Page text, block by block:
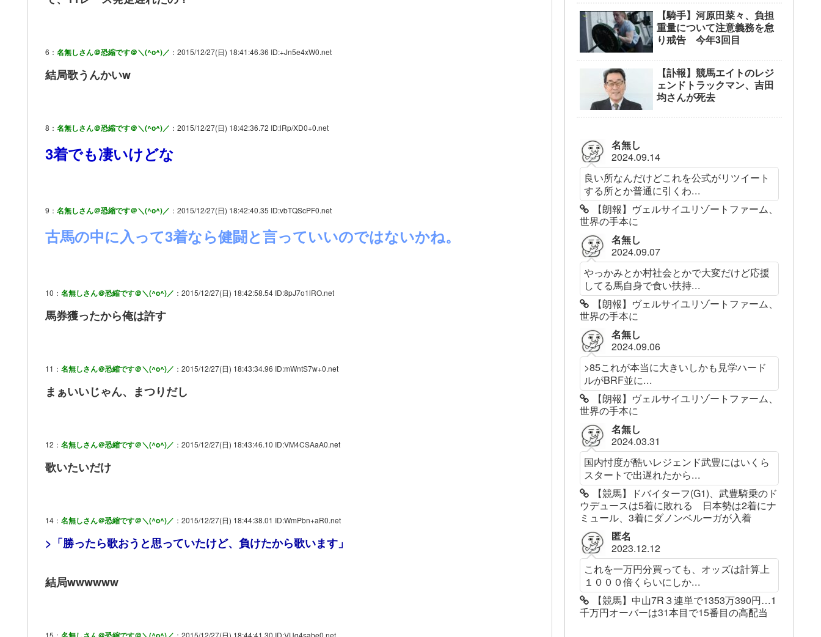
6： 名無しさん＠恐縮です＠＼(^o^)／ ：2015/12/27(日) 18:41:46.36 ID:+Jn5e4xW0.net
結局歌うんかいw
8： 名無しさん＠恐縮です＠＼(^o^)／ ：2015/12/27(日) 18:42:36.72 ID:lRp/XD0+0.net
3着でも凄いけどな
9： 名無しさん＠恐縮です＠＼(^o^)／ ：2015/12/27(日) 18:42:40.35 ID:vbTQScPF0.net
古馬の中に入って3着なら健闘と言っていいのではないかね。
10： 名無しさん＠恐縮です＠＼(^o^)／ ：2015/12/27(日) 18:42:58.54 ID:8pJ7o1lRO.net
馬券獲ったから俺は許す
11： 名無しさん＠恐縮です＠＼(^o^)／ ：2015/12/27(日) 18:43:34.96 ID:mWntS7w+0.net
まぁいいじゃん、まつりだし
12： 名無しさん＠恐縮です＠＼(^o^)／ ：2015/12/27(日) 18:43:46.10 ID:VM4CSAaA0.net
歌いたいだけ
14： 名無しさん＠恐縮です＠＼(^o^)／ ：2015/12/27(日) 18:44:38.01 ID:WmPbn+aR0.net
>「勝ったら歌おうと思っていたけど、負けたから歌います」
結局wwwwww
【騎手】河原田菜々、負担
重量について注意義務を怠
り戒告 今年3回目
【訃報】競馬エイトのレジ
ェンドトラックマン、吉田
均さんが死去
名無し
2024.09.14
良い所なんだけどこれを公式がリツイート
する所とか普通に引くわ...
【朗報】ヴェルサイユリゾートファーム、
世界の手本に
名無し
2024.09.07
やっかみとか村社会とかで大変だけど応援
してる馬自身で食い扶持...
【朗報】ヴェルサイユリゾートファーム、
世界の手本に
名無し
2024.09.06
>85これが本当に大きいしかも見学ハード
ルがBRF並に...
【朗報】ヴェルサイユリゾートファーム、
世界の手本に
名無し
2024.03.31
国内忖度が酷いレジェンド武豊にはいくら
スタートで出遅れたから...
【競馬】ドバイターフ(G1)、武豊騎乗のド
ウデュースは5着に敗れる 日本勢は2着にナ
ミュール、3着にダノンベルーガが入着
匿名
2023.12.12
これを一万円分買っても、オッズは計算上
１０００倍くらいにしか...
【競馬】中山7R３連単で1353万390円…1
千万円オーバーは31本目で15番目の高配当